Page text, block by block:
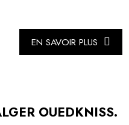
EN SAVOIR PLUS
OUEDKNISS.